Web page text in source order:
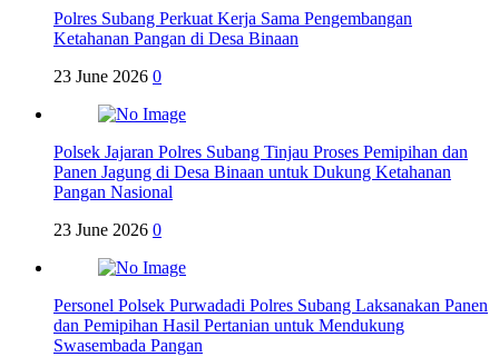
Polres Subang Perkuat Kerja Sama Pengembangan
Ketahanan Pangan di Desa Binaan
23 June 2026 0
Polsek Jajaran Polres Subang Tinjau Proses Pemipihan dan
Panen Jagung di Desa Binaan untuk Dukung Ketahanan
Pangan Nasional
23 June 2026 0
Personel Polsek Purwadadi Polres Subang Laksanakan Panen
dan Pemipihan Hasil Pertanian untuk Mendukung
Swasembada Pangan